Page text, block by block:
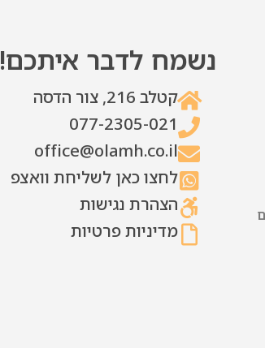
נשמח לדבר איתכם!
קטלב 216, צור הדסה
077-2305-021
office@olamh.co.il
לחצו כאן לשליחת וואצפ
הצהרת נגישות
מדיניות פרטיות